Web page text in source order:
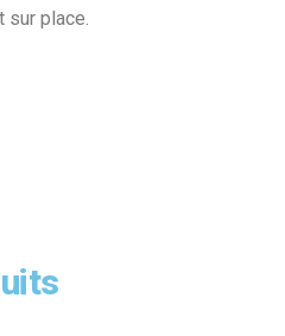
sur place.